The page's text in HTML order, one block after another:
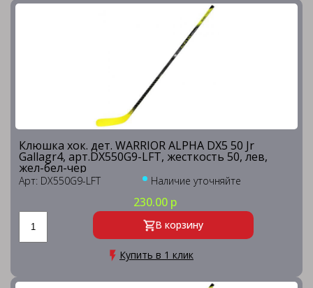
Клюшка хок. дет. WARRIOR ALPHA DX5 50 Jr
Gallagr4, арт.DX550G9-LFT, жесткость 50, лев,
жел-бел-чер
Арт: DX550G9-LFT Наличие уточняйте
230.00 р
В корзину
Купить в 1 клик